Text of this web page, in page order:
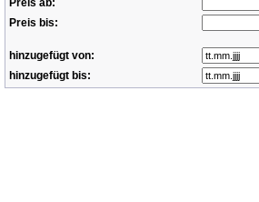
Preis ab:
Preis bis:
hinzugefügt von:
hinzugefügt bis: